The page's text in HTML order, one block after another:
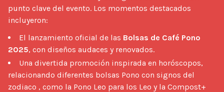
punto clave del evento. Los momentos destacados
incluyeron:
El lanzamiento oficial de las Bolsas de Café Pono
2025, con diseños audaces y renovados.
Una divertida promoción inspirada en horóscopos,
relacionando diferentes bolsas Pono con signos del
zodiaco , como la Pono Leo para los Leo y la Compost+